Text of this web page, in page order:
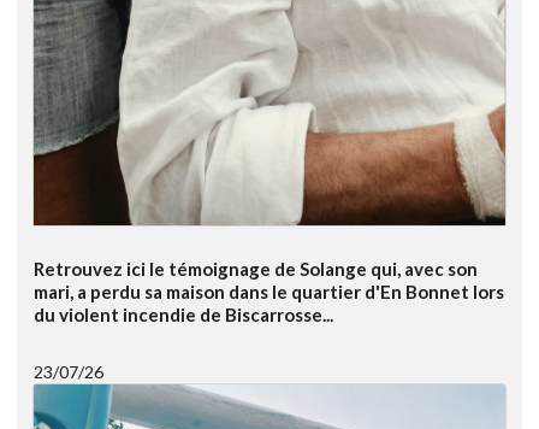
Retrouvez ici le témoignage de Solange qui, avec son
mari, a perdu sa maison dans le quartier d'En Bonnet lors
du violent incendie de Biscarrosse...
23/07/26